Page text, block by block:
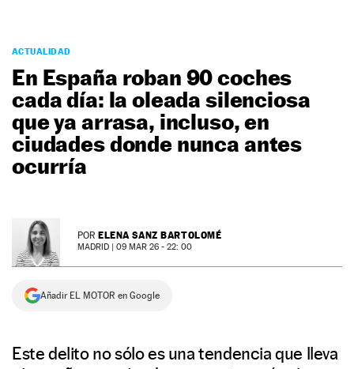
PODCAST
MOTOS
TECNOLOGÍA
MOTORTV
SERVICIOS
SÍGUENOS
ACTUALIDAD
En España roban 90 coches
cada día: la oleada silenciosa
que ya arrasa, incluso, en
ciudades donde nunca antes
ocurría
POR ELENA SANZ BARTOLOMÉ
MADRID | 09 MAR 26 - 22: 00
Añadir EL MOTOR en Google
Este delito no sólo es una tendencia que lleva